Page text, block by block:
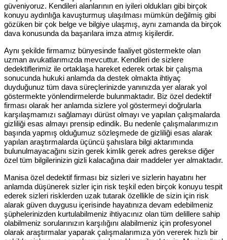
güveniyoruz. Kendileri alanlarının en iyileri oldukları gibi birçok
konuyu aydınlığa kavuşturmuş ulaşılması mümkün değilmiş gibi
gözüken bir çok belge ve bilgiye ulaşmış, aynı zamanda da birçok
dava konusunda da başarılara imza atmış kişilerdir.
Aynı şekilde firmamız bünyesinde faaliyet göstermekte olan
uzman avukatlarımızda mevcuttur. Kendileri de sizlere
dedektiflerimiz ile ortaklaşa hareket ederek ortak bir çalışma
sonucunda hukuki anlamda da destek olmakta ihtiyaç
duyduğunuz tüm dava süreçlerinizde yanınızda yer alarak yol
göstermekte yönlendirmelerde bulunmaktadır. Biz özel dedektif
firması olarak her anlamda sizlere yol göstermeyi doğrularla
karşılaşmamızı sağlamayı dürüst olmayı ve yapılan çalışmalarda
gizliliği esas almayı prensip edindik. Bu nedenle çalışmalarımızın
başında yapmış olduğumuz sözleşmede de gizliliği esas alarak
yapılan araştırmalarda üçüncü şahıslara bilgi aktarımında
bulunulmayacağını sizin gerek kimlik gerek adres gerekse diğer
özel tüm bilgilerinizin gizli kalacağına dair maddeler yer almaktadır.
Manisa özel dedektif firması biz sizleri ve sizlerin hayatını her
anlamda düşünerek sizler için risk teşkil eden birçok konuyu tespit
ederek sizleri risklerden uzak tutarak özellikle de sizin için risk
alarak güven duygusu içerisinde hayatınıza devam edebilmeniz
şüphelerinizden kurtulabilmeniz ihtiyacınız olan tüm delillere sahip
olabilmeniz sorularınızın karşılığını alabilmeniz için profesyonel
olarak araştırmalar yaparak çalışmalarımıza yön vererek hızlı bir